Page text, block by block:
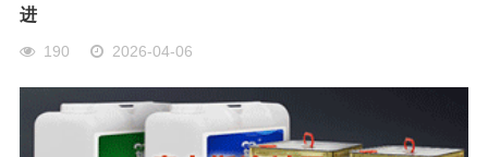
进
190 2026-04-06